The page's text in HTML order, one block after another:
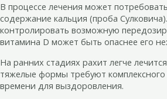
В процессе лечения может
содержание кальция (проба
контролировать возможную
витамина D может быть опаснее его
На ранних стадиях рахит легче
тяжелые формы требуют
времени для выздоровления.